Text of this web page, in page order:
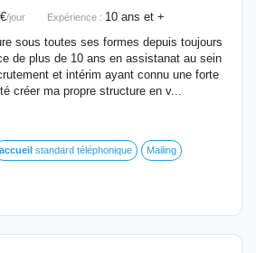
/jour Expérience : 10 ans et +
sous toutes ses formes depuis toujours
de plus de 10 ans en assistanat au sein
et intérim ayant connu une forte
créer ma propre structure en v...
accueil standard téléphonique Mailing